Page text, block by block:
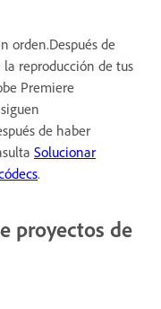
orden.Después de
reproducción de tus
Premiere
de haber
Solucionar
.
proyectos de